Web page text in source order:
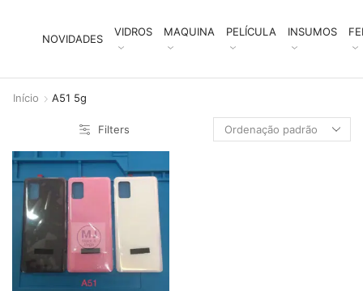
NOVIDADES
VIDROS MAQUINA PELÍCULA INSUMOS
Início A51 5g
Filters